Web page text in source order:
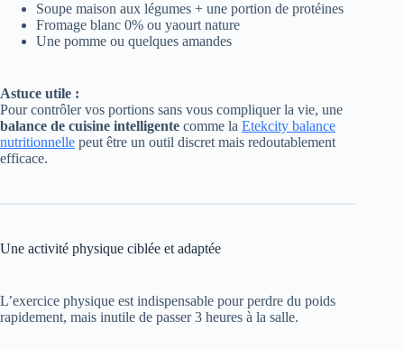
Soupe maison aux légumes + une portion de protéines
Fromage blanc 0% ou yaourt nature
Une pomme ou quelques amandes
Astuce utile :
Pour contrôler vos portions sans vous compliquer la vie, une
balance de cuisine intelligente comme la Etekcity balance
nutritionnelle peut être un outil discret mais redoutablement
efficace.
Une activité physique ciblée et adaptée
L’exercice physique est indispensable pour perdre du poids
rapidement, mais inutile de passer 3 heures à la salle.